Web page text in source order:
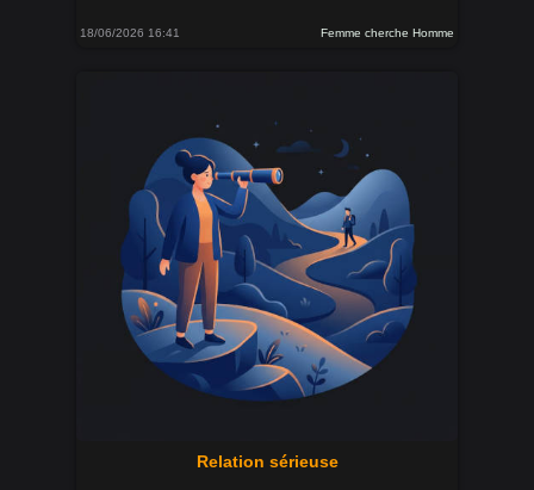
18/06/2026 16:41 Femme cherche Homme
Relation sérieuse